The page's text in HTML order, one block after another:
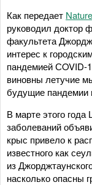
Как передает
руководил доктор
факультета
интерес к
пандемией СOVID-
виновны летучие
будущие пандемии
В марте этого
заболеваний
крыс привело к
известного как
из
насколько опасны